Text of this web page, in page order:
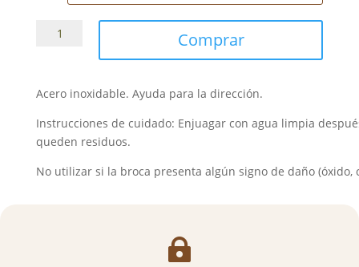
Filete
Inox
cantidad
Comprar
Acero inoxidable. Ayuda para la dirección.
Instrucciones de cuidado: Enjuagar con agua limpia
queden residuos.
No utilizar si la broca presenta algún signo de daño (óxido,
